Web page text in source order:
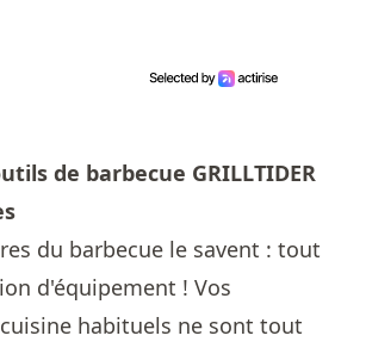
de barbecue GRILLTIDER
du barbecue le savent : tout
d'équipement ! Vos
habituels ne sont tout